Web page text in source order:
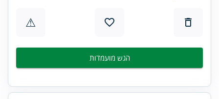
⚠
הגש מועמדות